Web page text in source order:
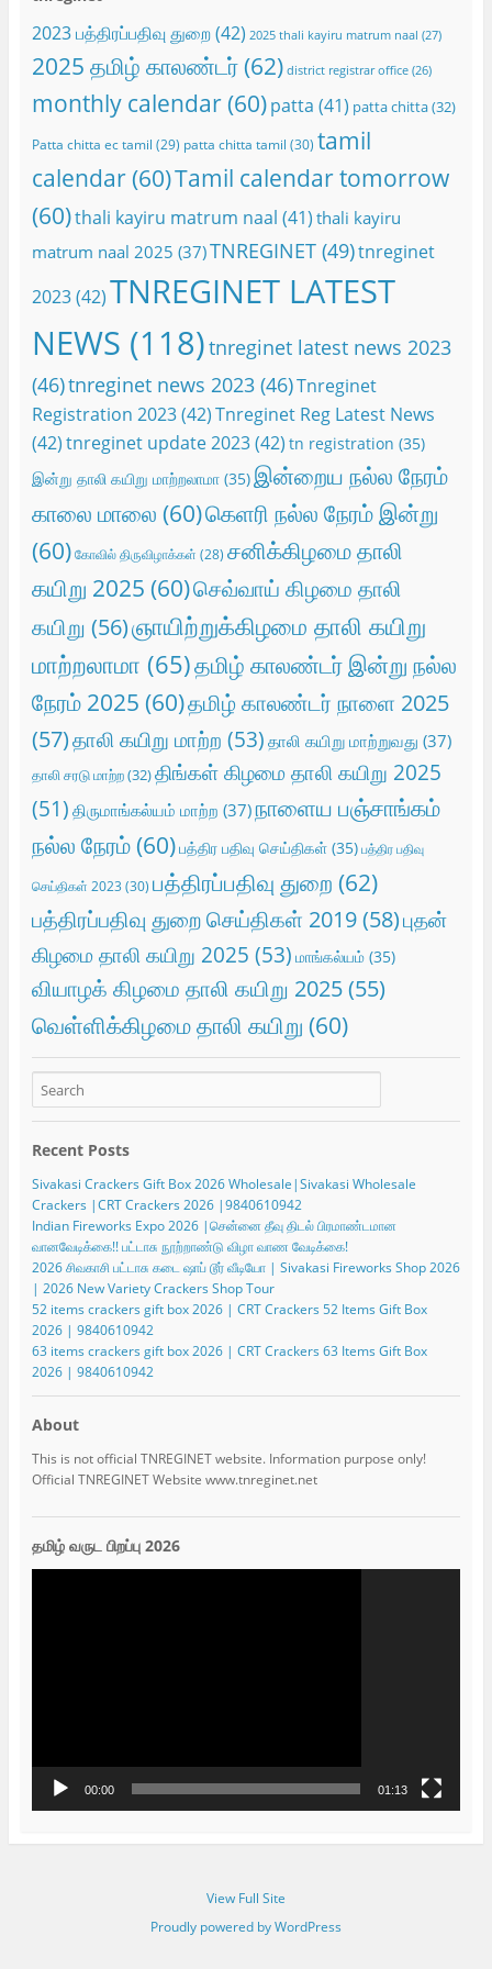
2023 பத்திரப்பதிவு துறை(42) 2025 thali kayiru matrum naal (27)
2025 தமிழ் காலண்டர்(62) district registrar office(26)
monthly calendar(60) patta (41) patta chitta(32)
Patta chitta ec tamil (29) patta chitta tamil (30) tamil
calendar(60)Tamil calendar tomorrow
(60)thali kayiru matrum naal (41) thali kayiru
matrum naal 2025 (37)TNREGINET(49)tnreginet
2023(42)TNREGINET LATEST
NEWS (118)tnreginet latest news 2023
(46)tnreginet news 2023(46)Tnreginet
Registration 2023(42)Tnreginet Reg Latest News
(42)tnreginet update 2023(42) tn registration (35)
இன்று தாலி கயிறு மாற்றலாமா(35)இன்றைய நல்ல நேரம்
காலை மாலை (60)கெளரி நல்ல நேரம் இன்று
(60) கோவில் திருவிழாக்கள் (28) சனிக்கிழமை தாலி
கயிறு 2025 (60)செவ்வாய் கிழமை தாலி
கயிறு (56)ஞாயிற்றுக்கிழமை தாலி கயிறு
மாற்றலாமா (65)தமிழ் காலண்டர் இன்று நல்ல
நேரம் 2025 (60)தமிழ் காலண்டர் நாளை 2025
(57)தாலி கயிறு மாற்ற (53) தாலி கயிறு மாற்றுவது (37)
தாலி சரடு மாற்ற(32)திங்கள் கிழமை தாலி கயிறு 2025
(51) திருமாங்கல்யம் மாற்ற (37)நாளைய பஞ்சாங்கம்
நல்ல நேரம்(60)பத்திர பதிவு செய்திகள்(35) பத்திர பதிவு
செய்திகள் 2023 (30) பத்திரப்பதிவு துறை (62)
பத்திரப்பதிவு துறை செய்திகள் 2019(58)புதன்
கிழமை தாலி கயிறு 2025 (53) மாங்கல்யம்(35)
வியாழக் கிழமை தாலி கயிறு 2025(55)
வெள்ளிக்கிழமை தாலி கயிறு (60)
Recent Posts
Sivakasi Crackers Gift Box 2026 Wholesale|Sivakasi Wholesale
Crackers |CRT Crackers 2026 |9840610942
Indian Fireworks Expo 2026 |சென்னை தீவு திடல் பிரமாண்டமான
வானவேடிக்கை!! பட்டாசு நூற்றாண்டு விழா வாண வேடிக்கை!
2026 சிவகாசி பட்டாசு கடை ஷாப் டூர் வீடியோ | Sivakasi Fireworks Shop 2026
| 2026 New Variety Crackers Shop Tour
52 items crackers gift box 2026 | CRT Crackers 52 Items Gift Box
2026 | 9840610942
63 items crackers gift box 2026 | CRT Crackers 63 Items Gift Box
2026 | 9840610942
About
This is not official TNREGINET website. Information purpose only!
Official TNREGINET Website www.tnreginet.net
தமிழ் வருட பிறப்பு 2026
00:00 01:13
View Full Site
Proudly powered by WordPress